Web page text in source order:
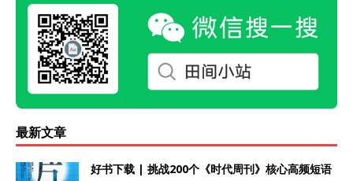
最新文章
好书下载 | 挑战200个《时代周刊》核心高频短语